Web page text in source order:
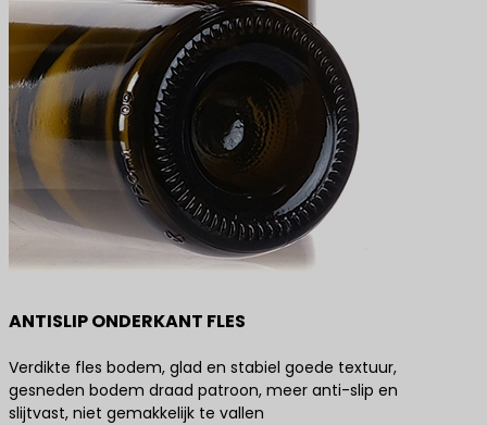
ANTISLIP ONDERKANT FLES
Verdikte fles bodem, glad en stabiel goede textuur,
gesneden bodem draad patroon, meer anti-slip en
slijtvast, niet gemakkelijk te vallen